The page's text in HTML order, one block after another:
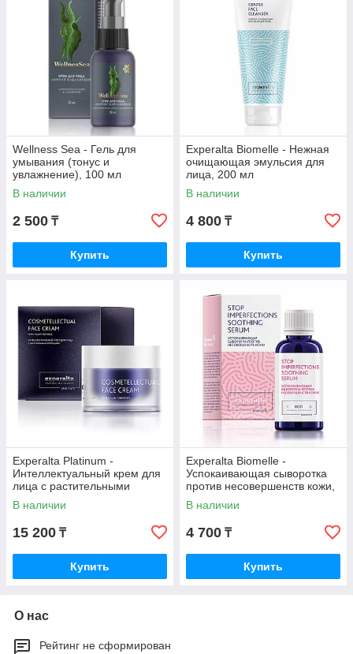
Wellness Sea - Гель для
умывания (тонус и
увлажнение), 100 мл
В наличии
2 500 ₸
Купить
Experalta Biomelle - Нежная
очищающая эмульсия для
лица, 200 мл
В наличии
4 800 ₸
Купить
Experalta Platinum -
Интеллектуальный крем для
лица с растительными
пептидами, 50 мл
В наличии
15 200 ₸
Купить
Experalta Biomelle -
Успокаивающая сыворотка
против несовершенств кожи,
30 мл Серия: Experalta
Biomelle
В наличии
4 700 ₸
Купить
О нас
Рейтинг не сформирован